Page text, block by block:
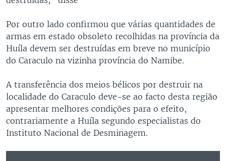
Por outro lado confirmou que várias quantidades de
armas em estado obsoleto recolhidas na província da
Huíla devem ser destruídas em breve no município
do Caraculo na vizinha província do Namibe.
A transferência dos meios bélicos por destruir na
localidade do Caraculo deve-se ao facto desta região
apresentar melhores condições para o efeito,
contrariamente a Huíla segundo especialistas do
Instituto Nacional de Desminagem.